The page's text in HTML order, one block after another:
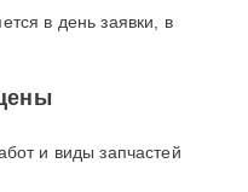
в день заявки, в
и виды запчастей